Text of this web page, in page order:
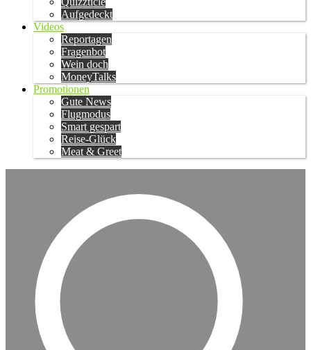
Aufgedeckt
Videos
Reportagen
Fragenbot
Wein doch
MoneyTalks
Promotionen
Gute News
Flugmodus
Smart gespart
Reise-Glück
Meat & Greet